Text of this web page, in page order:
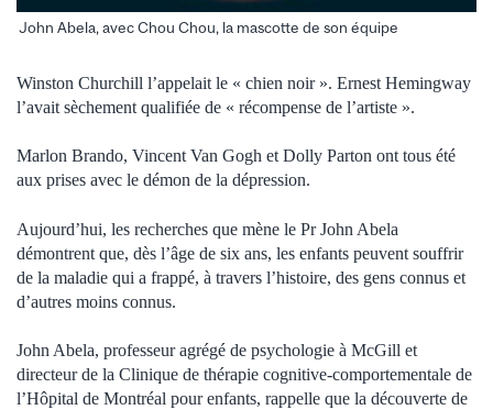
John Abela, avec Chou Chou, la mascotte de son équipe
Winston Churchill l’appelait le « chien noir ». Ernest Hemingway
l’avait sèchement qualifiée de « récompense de l’artiste ».
Marlon Brando, Vincent Van Gogh et Dolly Parton ont tous été
aux prises avec le démon de la dépression.
Aujourd’hui, les recherches que mène le Pr John Abela
démontrent que, dès l’âge de six ans, les enfants peuvent souffrir
de la maladie qui a frappé, à travers l’histoire, des gens connus et
d’autres moins connus.
John Abela, professeur agrégé de psychologie à McGill et
directeur de la Clinique de thérapie cognitive-comportementale de
l’Hôpital de Montréal pour enfants, rappelle que la découverte de